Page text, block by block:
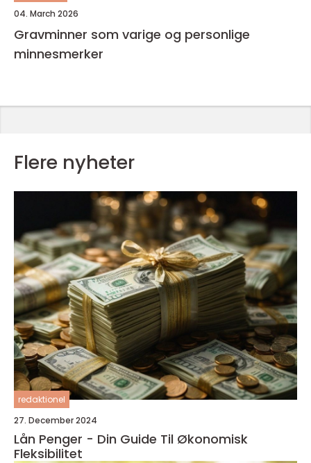
04. March 2026
Gravminner som varige og personlige
minnesmerker
Flere nyheter
redaktionel
27. December 2024
Lån Penger - Din Guide Til Økonomisk
Fleksibilitet